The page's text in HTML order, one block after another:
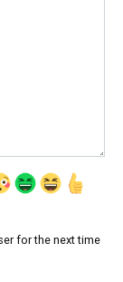
for the next time